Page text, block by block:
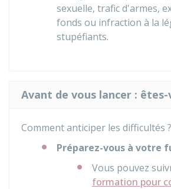
sexuelle, trafic d'armes,
fonds ou infraction à la
stupéfiants.
Avant de vous lancer :
Comment anticiper les difficultés ?
Préparez-vous à votre
Vous pouvez
formation pour